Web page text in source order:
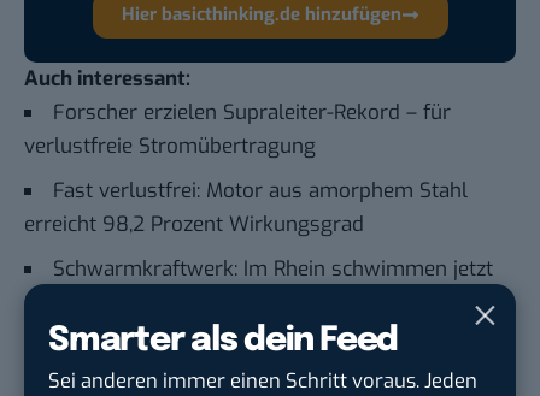
Smarter als dein Feed
Sei anderen immer einen Schritt voraus. Jeden
Hier basicthinking.de hinzufügen
Auch interessant:
Forscher erzielen Supraleiter-Rekord – für
verlustfreie Stromübertragung
Fast verlustfrei: Motor aus amorphem Stahl
erreicht 98,2 Prozent Wirkungsgrad
Schwarmkraftwerk: Im Rhein schwimmen jetzt
Energyfische
Kostenfalle Gas? Studie warnt vor
Milliardenrisiko durch neue Gaskraftwerke